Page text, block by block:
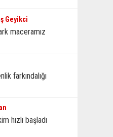
Geyikci
maceramız
farkındalığı
hızlı başladı